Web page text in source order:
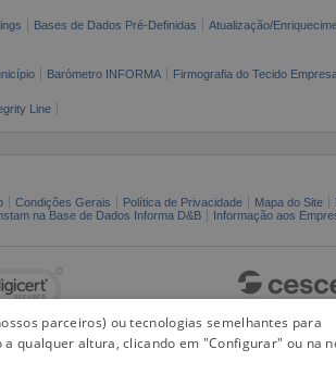
Bases de Dados Pré-Definidas Atualização/
Barómetro INFORMA Firmografia do Tecido
Line
Condições Gerais Política de Privacidade Mapa do Site
na Base de Dados Informa D&B
Informação aos
parceiros) ou tecnologias semelhantes para
qualquer altura, clicando em "Configurar" ou na